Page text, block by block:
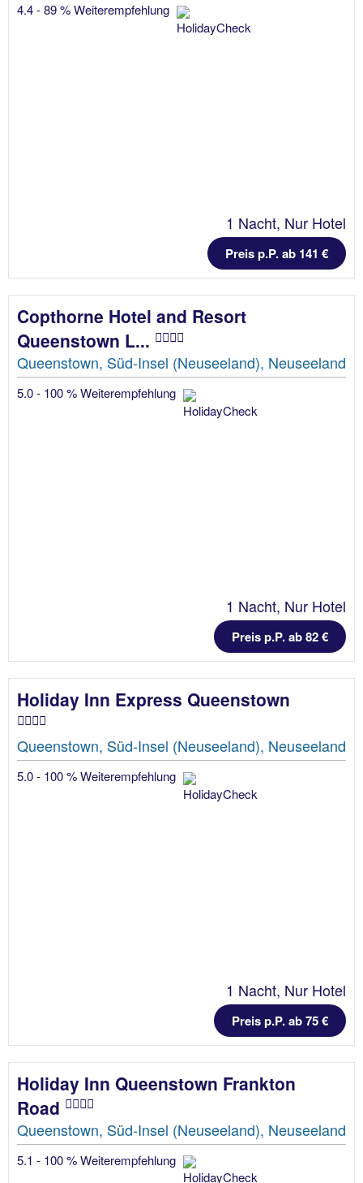
4.4 - 89 % Weiterempfehlung
1 Nacht, Nur Hotel
Preis p.P. ab 141 €
Copthorne Hotel and Resort
Queenstown L...
Queenstown, Süd-Insel (Neuseeland), Neuseeland
5.0 - 100 % Weiterempfehlung
1 Nacht, Nur Hotel
Preis p.P. ab 82 €
Holiday Inn Express Queenstown
Queenstown, Süd-Insel (Neuseeland), Neuseeland
5.0 - 100 % Weiterempfehlung
1 Nacht, Nur Hotel
Preis p.P. ab 75 €
Holiday Inn Queenstown Frankton
Road
Queenstown, Süd-Insel (Neuseeland), Neuseeland
5.1 - 100 % Weiterempfehlung